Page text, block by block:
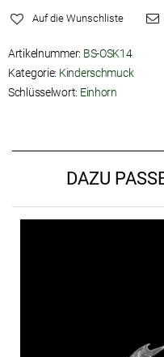
Auf die Wunschliste
Artikelnummer: BS-OSK14
Kategorie: Kinderschmuck
Schlüsselwort: Einhorn
DAZU